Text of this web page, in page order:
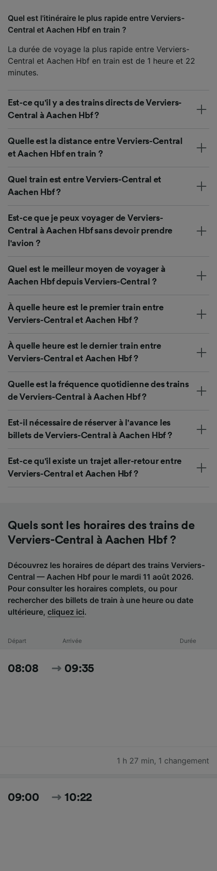
Quel est l'itinéraire le plus rapide entre Verviers-
Central et Aachen Hbf en train ?
La durée de voyage la plus rapide entre Verviers-
Central et Aachen Hbf en train est de 1 heure et 22
minutes.
Est-ce qu'il y a des trains directs de Verviers-
Central à Aachen Hbf ?
Quelle est la distance entre Verviers-Central
et Aachen Hbf en train ?
Quel train est entre Verviers-Central et
Aachen Hbf ?
Est-ce que je peux voyager de Verviers-
Central à Aachen Hbf sans devoir prendre
l'avion ?
Quel est le meilleur moyen de voyager à
Aachen Hbf depuis Verviers-Central ?
À quelle heure est le premier train entre
Verviers-Central et Aachen Hbf ?
À quelle heure est le dernier train entre
Verviers-Central et Aachen Hbf ?
Quelle est la fréquence quotidienne des trains
de Verviers-Central à Aachen Hbf ?
Est-il nécessaire de réserver à l'avance les
billets de Verviers-Central à Aachen Hbf ?
Est-ce qu'il existe un trajet aller-retour entre
Verviers-Central et Aachen Hbf ?
Quels sont les horaires des trains de
Verviers-Central à Aachen Hbf ?
Découvrez les horaires de départ des trains Verviers-
Central — Aachen Hbf pour le mardi 11 août 2026.
Pour consulter les horaires complets, ou pour
rechercher des billets de train à une heure ou date
ultérieure, cliquez ici.
Départ Arrivée Durée
08:08 09:35
1 h 27 min, 1 changement
09:00 10:22